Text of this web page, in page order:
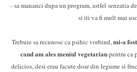
- sa mananci dupa un program, astfel senzatia
si iti va fi mult mai
Trebuie sa recunosc ca psihic vorbind, mi-a
cand am ales meniul vegetarianpentru ca
delicios, desi erau facute doar din legume si